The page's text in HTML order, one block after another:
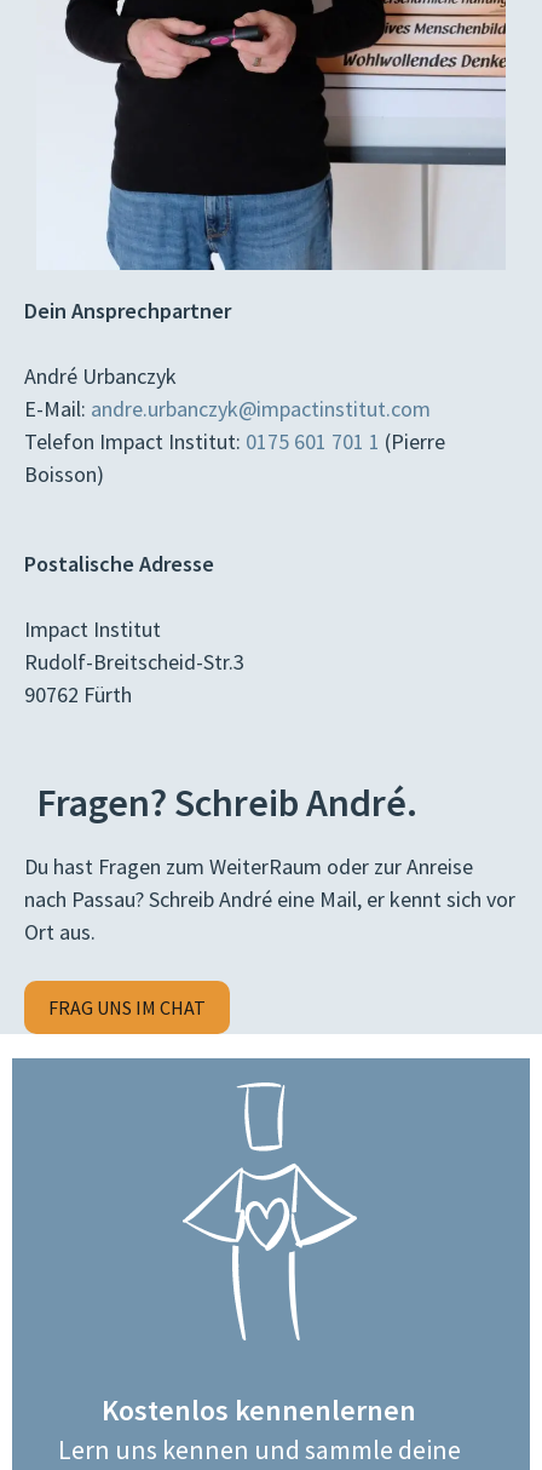
Dein Ansprechpartner
André Urbanczyk
E-Mail: andre.urbanczyk@impactinstitut.com
Telefon Impact Institut: 0175 601 701 1 (Pierre
Boisson)
Postalische Adresse
Impact Institut
Rudolf-Breitscheid-Str.3
90762 Fürth
Fragen? Schreib André.
Du hast Fragen zum WeiterRaum oder zur Anreise
nach Passau? Schreib André eine Mail, er kennt sich vor
Ort aus.
FRAG UNS IM CHAT
Kostenlos kennenlernen
Lern uns kennen und sammle deine